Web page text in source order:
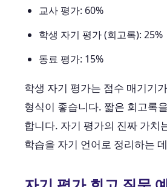
교사 평가: 60%
학생 자기 평가 (회고록): 25%
동료 평가: 15%
학생 자기 평가는 점수 매기기
형식이 좋습니다. 짧은 회고록
합니다. 자기 평가의 진짜 가치
학습을 자기 언어로 정리하는